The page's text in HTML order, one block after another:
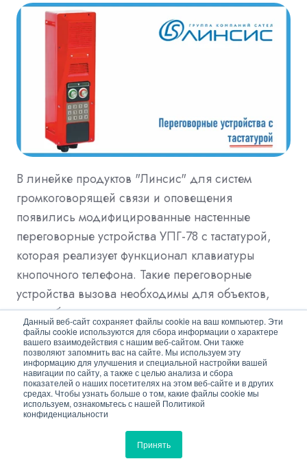
Данный веб-сайт сохраняет файлы cookie на ваш компьютер. Эти
файлы cookie используются для сбора информации о характере
вашего взаимодействия с нашим веб-сайтом. Они также
позволяют запомнить вас на сайте. Мы используем эту
информацию для улучшения и специальной настройки вашей
навигации по сайту, а также с целью анализа и сбора
показателей о наших посетителях на этом веб-сайте и в других
средах. Чтобы узнать больше о том, какие файлы cookie мы
используем, ознакомьтесь с нашей Политикой
конфиденциальности
Принять
В линейке продуктов "Линсис" для систем
громкоговорящей связи и оповещения
появились модифицированные настенные
переговорные устройства УПГ-78 с тастатурой,
которая реализует функционал клавиатуры
кнопочного телефона. Такие переговорные
устройства вызова необходимы для объектов,
где требуется возможность выхода в телефонную
сеть. Все модели УПГ-78, …
Читать пост
громкоговорители